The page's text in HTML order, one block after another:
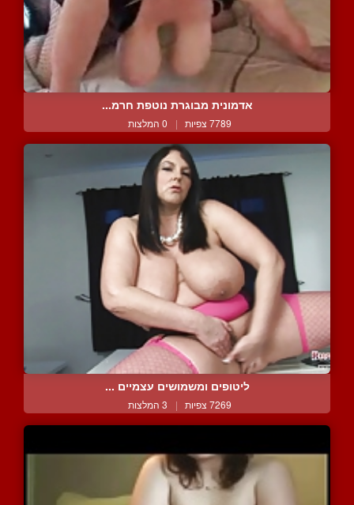
אדמונית מבוגרת נוטפת חרמ...
7789 צפיות | 0 המלצות
ליטופים ומשמושים עצמיים ...
7269 צפיות | 3 המלצות